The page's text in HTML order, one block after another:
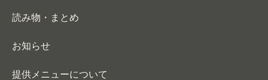
読み物・まとめ
お知らせ
提供メニューについて